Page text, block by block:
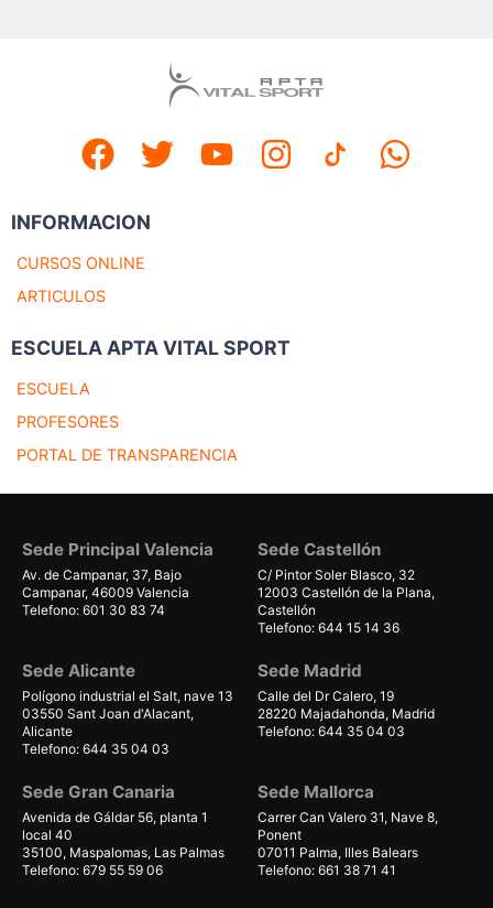
INFORMACION
CURSOS ONLINE
ARTICULOS
ESCUELA APTA VITAL SPORT
ESCUELA
PROFESORES
PORTAL DE TRANSPARENCIA
Sede Principal Valencia
Av. de Campanar, 37, Bajo
Campanar, 46009 Valencia
Telefono: 601 30 83 74
Sede Castellón
C/ Pintor Soler Blasco, 32
12003 Castellón de la Plana,
Castellón
Telefono: 644 15 14 36
Sede Alicante
Polígono industrial el Salt, nave 13
03550 Sant Joan d'Alacant,
Alicante
Telefono: 644 35 04 03
Sede Madrid
Calle del Dr Calero, 19
28220 Majadahonda, Madrid
Telefono: 644 35 04 03
Sede Gran Canaria
Avenida de Gáldar 56, planta 1
local 40
35100, Maspalomas, Las Palmas
Telefono: 679 55 59 06
Sede Mallorca
Carrer Can Valero 31, Nave 8,
Ponent
07011 Palma, Illes Balears
Telefono: 661 38 71 41